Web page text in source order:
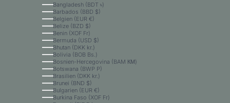
Bangladesh (BDT ৳)
Barbados (BBD $)
Belgien (EUR €)
Belize (BZD $)
Benin (XOF Fr)
Bermuda (USD $)
Bhutan (DKK kr.)
Bolivia (BOB Bs.)
Bosnien-Hercegovina (BAM КМ)
Botswana (BWP P)
Brasilien (DKK kr.)
Brunei (BND $)
Bulgarien (EUR €)
Burkina Faso (XOF Fr)